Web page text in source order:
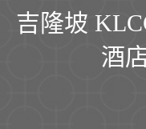
吉隆坡
酒